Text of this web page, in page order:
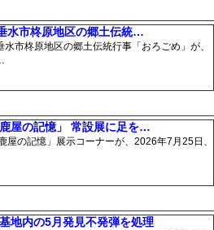
水市柊原地区の郷土伝統…
市柊原地区の郷土伝統行事「おろごめ」が、
屋の記憶」 常設展に足を…
の記憶」展示コーナーが、2026年7月25日、
地内の5月発見不発弾を処理